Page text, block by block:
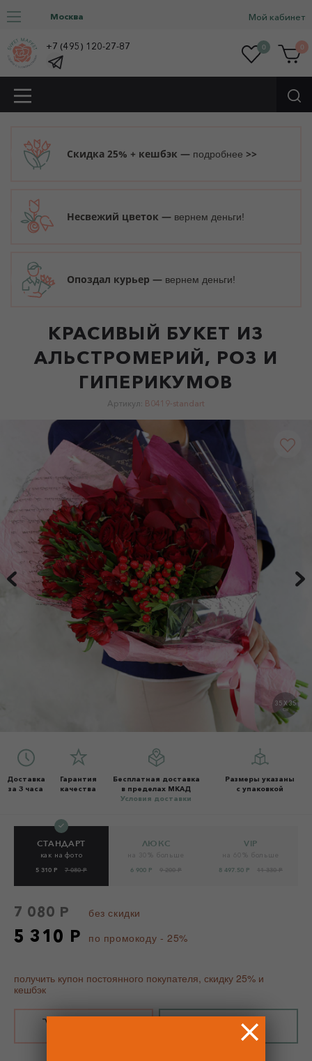
Москва Мой кабинет
+7 (495) 120-27-87 0 0
Скидка 25% + кешбэк — подробнее >>
Несвежий цветок — вернем деньги!
Опоздал курьер — вернем деньги!
КРАСИВЫЙ БУКЕТ ИЗ
АЛЬСТРОМЕРИЙ, РОЗ И
ГИПЕРИКУМОВ
Артикул: B0419-standart
35 X 35
СМ
Доставка
за 3 часа
Гарантия
качества
Бесплатная доставка
в пределах МКАД
Условия доставки
Размеры указаны
с упаковкой
СТАНДАРТ
как на фото
5 310 Р 7 080 Р
ЛЮКС
6 900 Р 9 200 Р
VIP
8 497.50 Р 11 330 Р
7 080 Р без скидки
5 310 Р по промокоду - 25%
получить купон постоянного покупателя, скидку 25% и
кешбэк
КУПИТЬ В 1 КЛИК